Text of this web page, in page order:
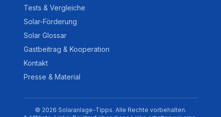
Tests & Vergleiche
Solar-Förderung
Solar Glossar
Gastbeitrag & Kooperation
Kontakt
Presse & Material
© 2026 Solaranlage-Tipps. Alle Rechte vorbehalten.